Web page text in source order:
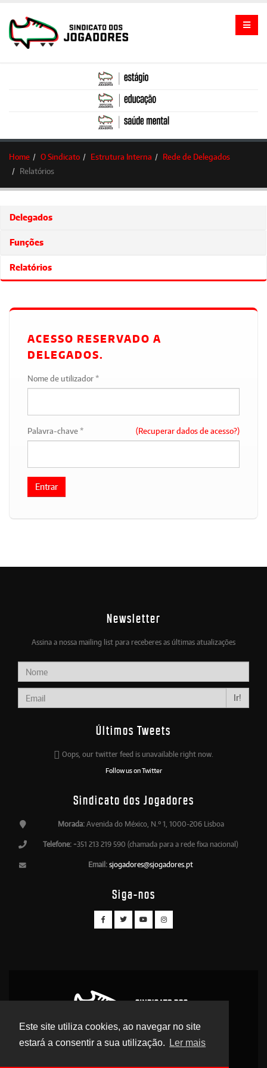
Este site utiliza cookies, ao navegar no site
estará a consentir a sua utilização.
Ler mais
Home O Sindicato Estrutura Interna
Rede de Delegados
Relatórios
Delegados
Funções
Relatórios
ACESSO RESERVADO A
DELEGADOS.
Nome de utilizador *
(Recuperar dados de acesso?)
Palavra-chave *
Newsletter
Assina a nossa mailing list para receberes as últimas atualizações
Ir!
Últimos Tweets
Oops, our twitter feed is unavailable right now.
Follow us on Twitter
Sindicato dos Jogadores
Morada:Avenida do México, N.º 1, 1000-206 Lisboa
Telefone: +351 213 219 590 (chamada para a rede fixa nacional)
Email: sjogadores@sjogadores.pt
Siga-nos
© 2026 Sindicato dos Jogadores - Direitos Reservados